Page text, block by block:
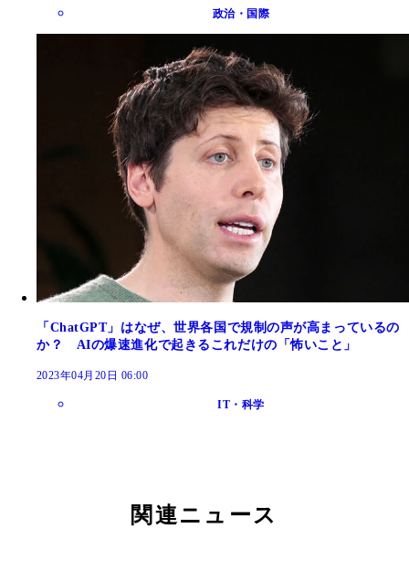
政治・国際
「ChatGPT」はなぜ、世界各国で規制の声が高まっているの
か？ AIの爆速進化で起きるこれだけの「怖いこと」
2023年04月20日 06:00
IT・科学
関連ニュース